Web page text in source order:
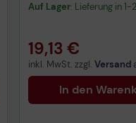
Auf Lager: Lieferung in
19,13 €
inkl. MwSt. zzgl. Versand
In den